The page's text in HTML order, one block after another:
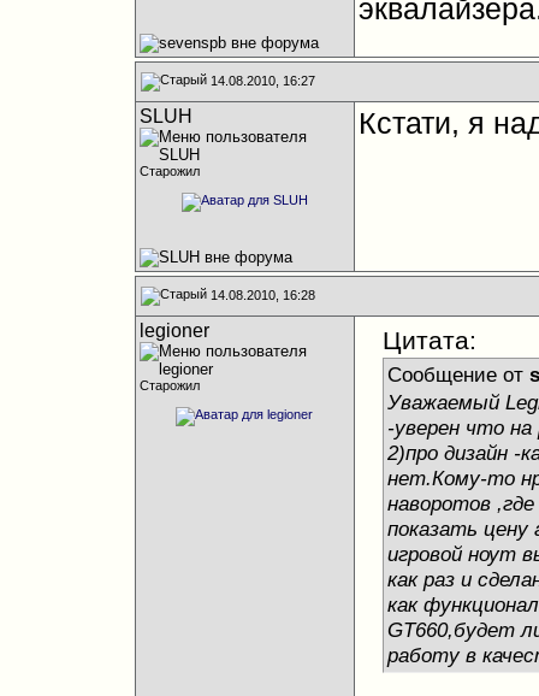
14.08.2010, 16:27
SLUH
Старожил
Кстати, я
14.08.2010, 16:28
legioner
Старожил
Цитата:
Сообщение от
Уважаемый
-уверен что
2)про дизайн -
нет.Кому-то
наворотов
показать
игровой ноут
как раз и
как
GT660,будет
работу в